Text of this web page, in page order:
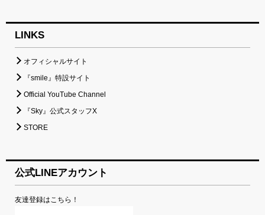
LINKS
オフィシャルサイト
『smile』特設サイト
Official YouTube Channel
『Sky』公式スタッフX
STORE
公式LINEアカウント
友達登録はこちら！